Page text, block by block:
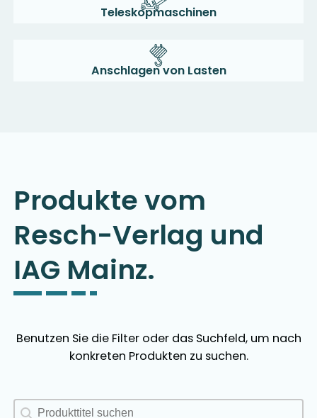
Teleskopmaschinen
Anschlagen von Lasten
Produkte vom
Resch-Verlag und
IAG Mainz.
Benutzen Sie die Filter oder das Suchfeld, um nach
konkreten Produkten zu suchen.
Produkte Suchfeld
Search content